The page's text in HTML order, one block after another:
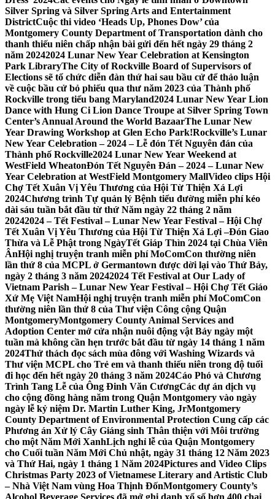
Silver Spring và Silver Spring Arts and Entertainment
DistrictCuộc thi video ‘Heads Up, Phones Dow’ của
Montgomery County Department of Transportation dành cho
thanh thiếu niên chấp nhận bài gửi đến hết ngày 29 tháng 2
năm 20242024 Lunar New Year Celebration at Kensington
Park LibraryThe City of Rockville Board of Supervisors of
Elections sẽ tổ chức diễn đàn thứ hai sau bầu cử để thảo luận
về cuộc bầu cử bỏ phiếu qua thư năm 2023 của Thành phố
Rockville trong tiểu bang Maryland2024 Lunar New Year Lion
Dance with Hung Ci Lion Dance Troupe at Silver Spring Town
Center’s Annual Around the World BazaarThe Lunar New
Year Drawing Workshop at Glen Echo Park!Rockville’s Lunar
New Year Celebration – 2024 – Lễ đón Tết Nguyên đán của
Thành phố Rockville2024 Lunar New Year Weekend at
WestField WheatonĐón Tết Nguyên Đán – 2024 – Lunar New
Year Celebration at WestField Montgomery MallVideo clips Hội
Chợ Tết Xuân Vị Yêu Thương của Hội Từ Thiện Xá Lợi
2024Chương trình Tự quản lý Bệnh tiểu đường miễn phí kéo
dài sáu tuần bắt đầu từ thứ Năm ngày 22 tháng 2 năm
20242024 – Tết Festival – Lunar New Year Festival – Hội Chợ
Tết Xuân Vị Yêu Thương của Hội Từ Thiện Xá Lợi –Đón Giao
Thừa và Lễ Phật trong NgàyTết Giáp Thìn 2024 tại Chùa Viên
ÂnHội nghị truyện tranh miễn phí MoComCon thường niên
lần thứ 8 của MCPL ở Germantown được dời lại vào Thứ Bảy,
ngày 2 tháng 3 năm 20242024 Tết Festival at Our Lady of
Vietnam Parish – Lunar New Year Festival – Hội Chợ Tết Giáo
Xứ Mẹ Việt NamHội nghị truyện tranh miễn phí MoComCon
thường niên lần thứ 8 của Thư viện Công cộng Quận
MontgomeryMontgomery County Animal Services and
Adoption Center mở cửa nhận nuôi động vật Bảy ngày một
tuần mà không cần hẹn trước bắt đầu từ ngày 14 tháng 1 năm
2024Thử thách đọc sách mùa đông với Washing Wizards và
Thư viện MCPL cho Trẻ em và thanh thiếu niên trong độ tuổi
đi học đến hết ngày 20 tháng 3 năm 2024Cáo Phó và Chương
Trình Tang Lễ của Ông Đinh Văn CươngCác dự án dịch vụ
cho cộng đồng hàng năm trong Quận Montgomery vào ngày
ngày lễ kỷ niệm Dr. Martin Luther King, JrMontgomery
County Department of Environmental Protection Cung cấp các
Phương án Xử lý Cây Giáng sinh Thân thiện với Môi trường
cho một Năm Mới XanhLịch nghỉ lễ của Quận Montgomery
cho Cuối tuần Năm Mới Chủ nhật, ngày 31 tháng 12 Năm 2023
và Thứ Hai, ngày 1 tháng 1 Năm 2024Pictures and Video Clips
Christmas Party 2023 of Vietnamese Literary and Artistic Club
– Nhà Việt Nam vùng Hoa Thịnh ĐốnMontgomery County’s
Alcohol Beverage Services đã mở ghi danh xổ số hơn 400 chai